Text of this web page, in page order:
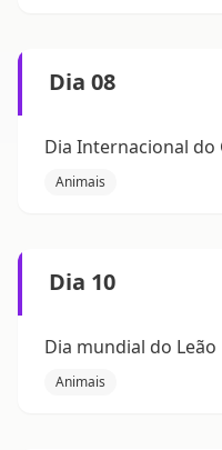
Dia 08
Dia Internacional do
Animais
Dia 10
Dia mundial do Leão
Animais